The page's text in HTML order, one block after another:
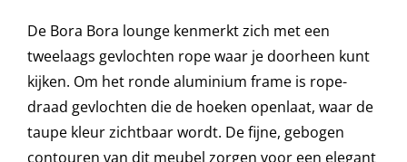
Tuinkussens
Beschermhoezen
Verlichting
De Bora Bora lounge kenmerkt zich met een
tweelaags gevlochten rope waar je doorheen kunt
kijken. Om het ronde aluminium frame is rope-
draad gevlochten die de hoeken openlaat, waar de
taupe kleur zichtbaar wordt. De fijne, gebogen
contouren van dit meubel zorgen voor een elegant